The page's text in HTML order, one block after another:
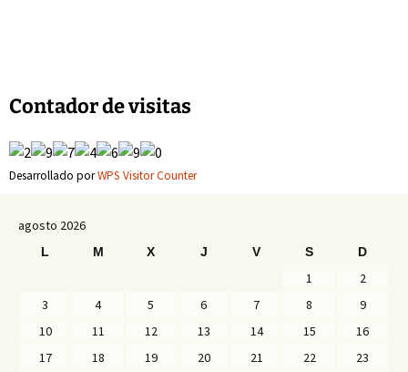
Contador de visitas
Desarrollado porWPS Visitor Counter
agosto 2026
L M X J V S D
1
2
3
4 5 6 7 8
9
10
11 12 13 14 15
16
17
18 19 20 21 22
23